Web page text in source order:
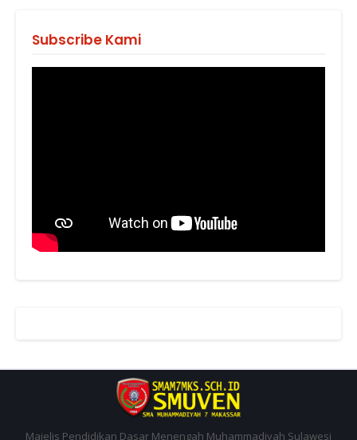
Subscribe Kami
Majelis Pendidikan Dasar Menengah Muhammadiyah Sulawesi